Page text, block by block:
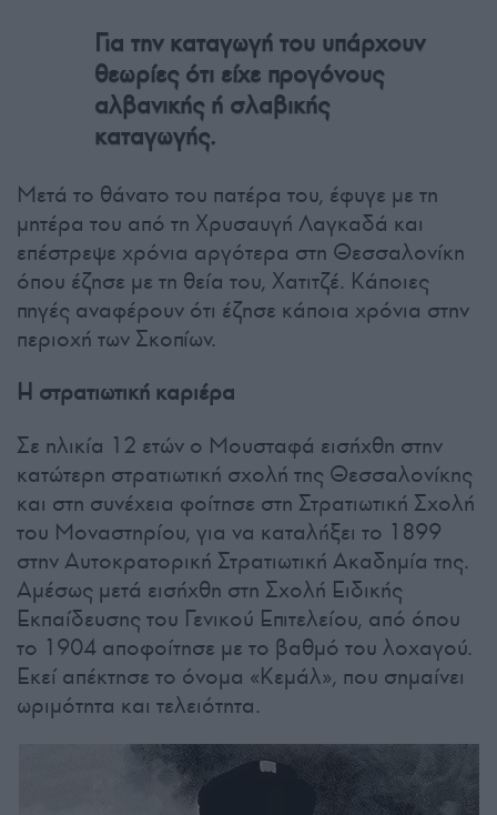
Για την καταγωγή του υπάρχουν
θεωρίες ότι είχε προγόνους
αλβανικής ή σλαβικής
καταγωγής.
Μετά το θάνατο του πατέρα του, έφυγε με τη
μητέρα του από τη Χρυσαυγή Λαγκαδά και
επέστρεψε χρόνια αργότερα στη Θεσσαλονίκη
όπου έζησε με τη θεία του, Χατιτζέ. Κάποιες
πηγές αναφέρουν ότι έζησε κάποια χρόνια στην
περιοχή των Σκοπίων.
Η στρατιωτική καριέρα
Σε ηλικία 12 ετών ο Μουσταφά εισήχθη στην
κατώτερη στρατιωτική σχολή της Θεσσαλονίκης
και στη συνέχεια φοίτησε στη Στρατιωτική Σχολή
του Μοναστηρίου, για να καταλήξει το 1899
στην Αυτοκρατορική Στρατιωτική Ακαδημία της.
Αμέσως μετά εισήχθη στη Σχολή Ειδικής
Εκπαίδευσης του Γενικού Επιτελείου, από όπου
το 1904 αποφοίτησε με το βαθμό του λοχαγού.
Εκεί απέκτησε το όνομα «Κεμάλ», που σημαίνει
ωριμότητα και τελειότητα.